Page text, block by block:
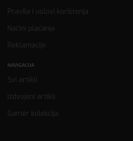
Pravila i uslovi korištenja
Načini plaćanja
Reklamacije
NAVIGACIJA
Svi artikli
Izdvojeni artikli
Gamer kolekcija